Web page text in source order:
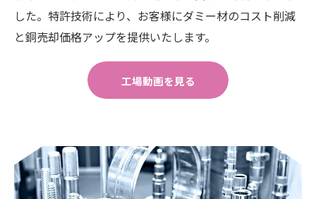
した。特許技術により、お客様にダミー材のコスト削減
と銅売却価格アップを提供いたします。
工場動画を見る